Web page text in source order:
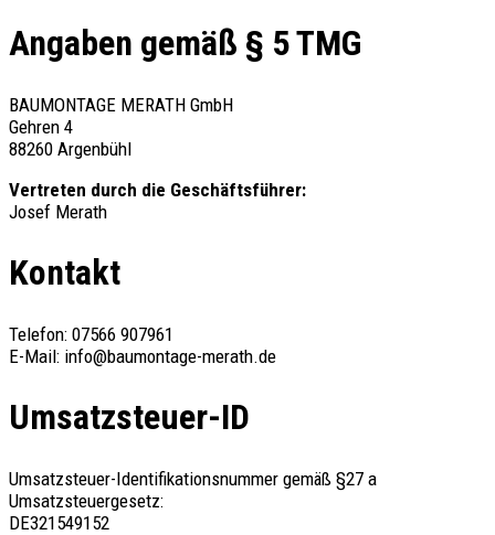
Angaben gemäß § 5 TMG
BAUMONTAGE MERATH GmbH
Gehren 4
88260 Argenbühl
Vertreten durch die Geschäftsführer:
Josef Merath
Kontakt
Telefon: 07566 907961
E-Mail: info@baumontage-merath.de
Umsatzsteuer-ID
Umsatzsteuer-Identifikationsnummer gemäß §27 a
Umsatzsteuergesetz:
DE321549152